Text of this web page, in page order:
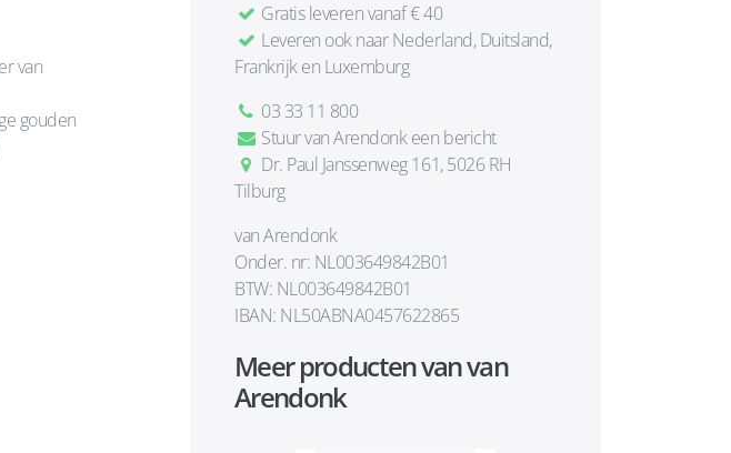
van
gouden
Gratis leveren vanaf € 40
Leveren ook naar Nederland, Duitsland,
Frankrijk en Luxemburg
03 33 11 800
Stuur van Arendonk een bericht
Dr. Paul Janssenweg 161, 5026 RH
Tilburg
van Arendonk
Onder. nr: NL003649842B01
BTW: NL003649842B01
IBAN: NL50ABNA0457622865
Meer producten van van
Arendonk